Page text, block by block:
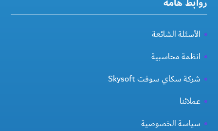
الأسئلة الشائعة
انظمة محاسبية
شركة سكاي سوفت Skysoft
عملائنا
سياسة الخصوصية